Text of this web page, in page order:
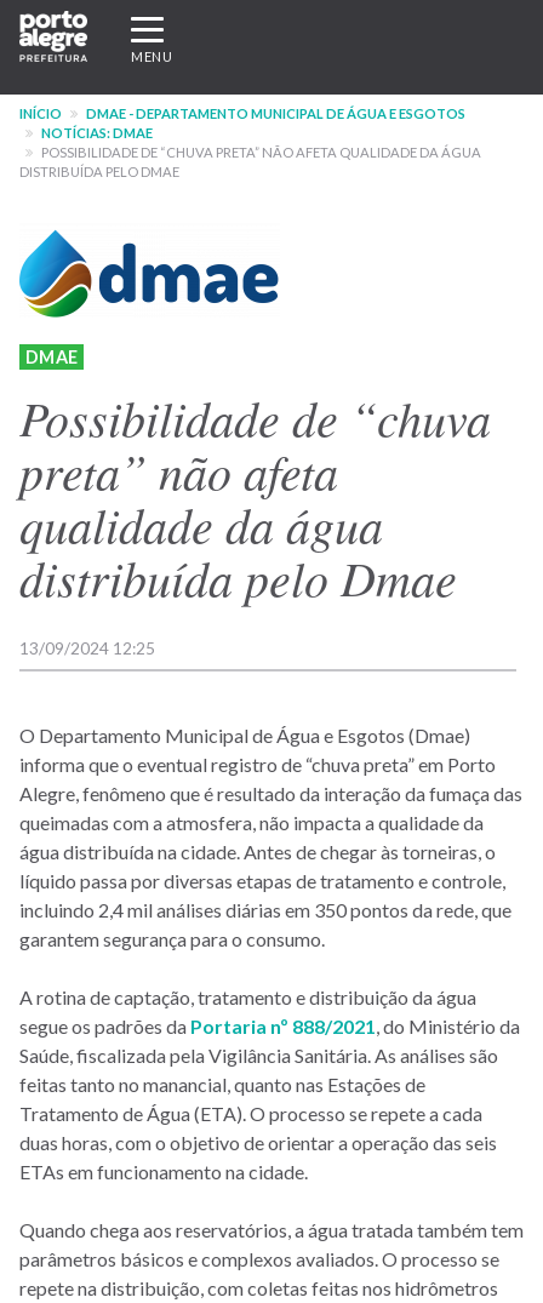
Pular
para
conteúdo
principal
Expandir/recolher
navegação
MENU
INÍCIO
DMAE - DEPARTAMENTO MUNICIPAL DE ÁGUA E ESGOTOS
NOTÍCIAS: DMAE
POSSIBILIDADE DE “CHUVA PRETA” NÃO AFETA QUALIDADE DA ÁGUA
DISTRIBUÍDA PELO DMAE
DMAE
Possibilidade de “chuva
preta” não afeta
qualidade da água
distribuída pelo Dmae
13/09/2024 12:25
O Departamento Municipal de Água e Esgotos (Dmae)
informa que o eventual registro de “chuva preta” em Porto
Alegre, fenômeno que é resultado da interação da fumaça das
queimadas com a atmosfera, não impacta a qualidade da
água distribuída na cidade. Antes de chegar às torneiras, o
líquido passa por diversas etapas de tratamento e controle,
incluindo 2,4 mil análises diárias em 350 pontos da rede, que
garantem segurança para o consumo.
A rotina de captação, tratamento e distribuição da água
segue os padrões da Portaria nº 888/2021 , do Ministério da
Saúde, fiscalizada pela Vigilância Sanitária. As análises são
feitas tanto no manancial, quanto nas Estações de
Tratamento de Água (ETA). O processo se repete a cada
duas horas, com o objetivo de orientar a operação das seis
ETAs em funcionamento na cidade.
Quando chega aos reservatórios, a água tratada também tem
parâmetros básicos e complexos avaliados. O processo se
repete na distribuição, com coletas feitas nos hidrômetros